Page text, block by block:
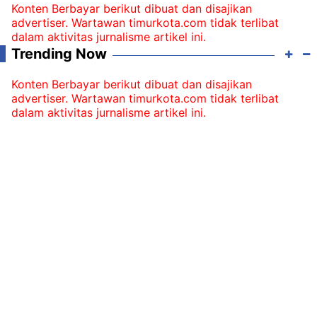
Konten Berbayar berikut dibuat dan disajikan
advertiser. Wartawan timurkota.com tidak terlibat
dalam aktivitas jurnalisme artikel ini.
Trending Now
Konten Berbayar berikut dibuat dan disajikan
advertiser. Wartawan timurkota.com tidak terlibat
dalam aktivitas jurnalisme artikel ini.